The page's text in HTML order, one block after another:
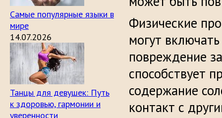
Самые популярные языки в
мире
14.07.2026
Танцы для девушек: Путь
к здоровью, гармонии и
уверенности
Физические
могут
повреждение
способствует
содержание
контакт с